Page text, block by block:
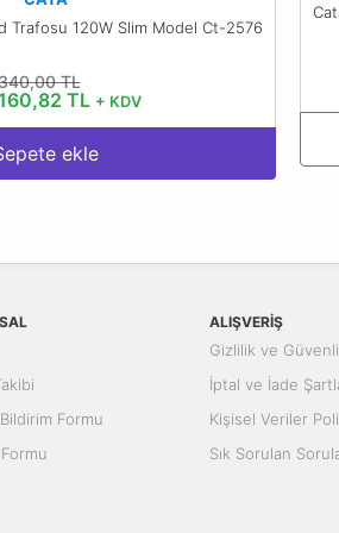
Trafosu 120W Slim Model Ct-2576
TL
TL + KDV
ekle
Formu
ALIŞVERİŞ
Gizlilik ve
İptal ve İade
Kişisel Veriler
Sık Sorulan